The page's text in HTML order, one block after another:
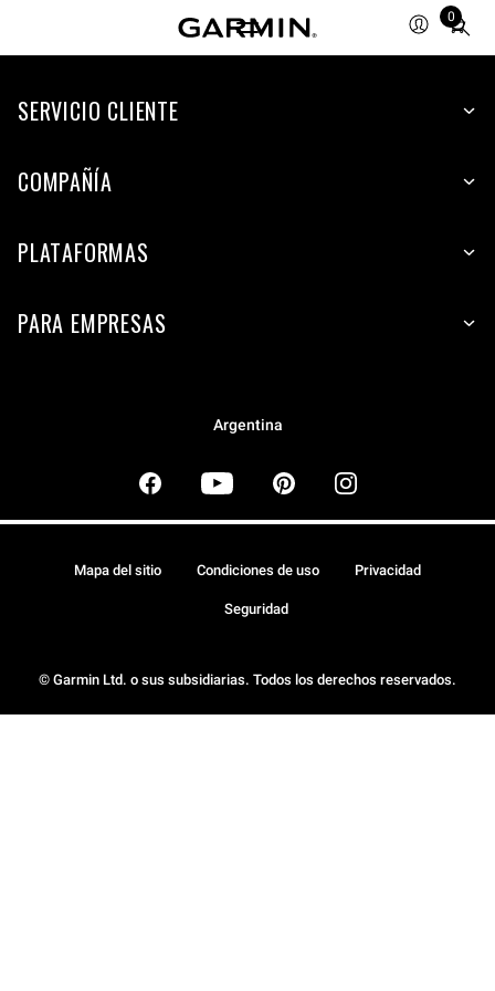
0
Total
items
cart:
SERVICIO CLIENTE
COMPAÑÍA
PLATAFORMAS
PARA EMPRESAS
Argentina
© Garmin Ltd. o sus subsidiarias. Todos los derechos reservados.
Mapa del sitio Condiciones de uso Privacidad
Seguridad